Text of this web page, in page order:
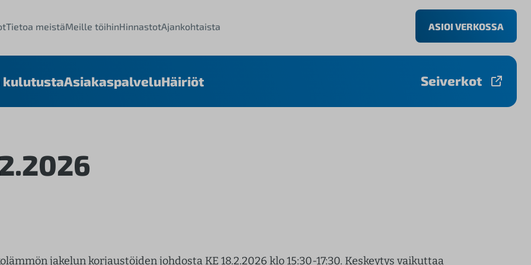
Tietoa meistäMeille töihinHinnastotAjankohtaista ASIOI VERKOSSA
kulutustaAsiakaspalveluHäiriöt Seiverkot
jakelun korjaustöiden johdosta KE 18.2.2026 klo 15:30-17:30. Keskeytys vaikuttaa